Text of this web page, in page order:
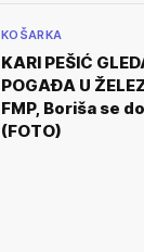
KOŠARKA
KARI PEŠIĆ
POGAĐA U
FMP, Boriša se
(FOTO)